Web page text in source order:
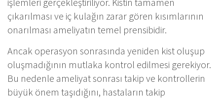
çıkarılması ve iç kulağın zarar gören kısımlarının
onarılması ameliyatın temel prensibidir.
Ancak operasyon sonrasında yeniden kist oluşup
oluşmadığının mutlaka kontrol edilmesi gerekiyor.
Bu nedenle ameliyat sonrası takip ve kontrollerin
büyük önem taşıdığını, hastaların takip